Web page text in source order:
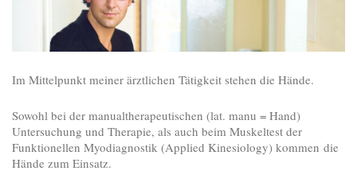
Im Mittelpunkt meiner ärztlichen Tätigkeit stehen die Hände.
Sowohl bei der manualtherapeutischen (lat. manu = Hand)
Untersuchung und Therapie, als auch beim Muskeltest der
Funktionellen Myodiagnostik (Applied Kinesiology) kommen die
Hände zum Einsatz.